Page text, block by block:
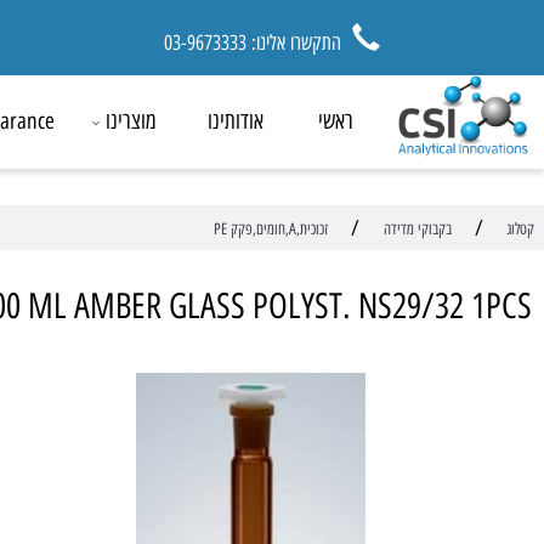
התקשרו אלינו: 03-9673333
ראשי אודותינו מוצרינו Clearance
בקבוקי מדידה / זכוכית,A,חומים,פקק PE
ML AMBER GLASS POLYST. NS29/32